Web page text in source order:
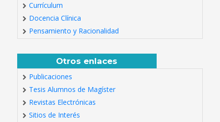
Currículum
Docencia Clínica
Pensamiento y Racionalidad
Otros enlaces
Publicaciones
Tesis Alumnos de Magíster
Revistas Electrónicas
Sitios de Interés